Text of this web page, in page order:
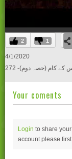
0
of
29
minutes,
seconds
2 1
4/1/2020
کے کام (حصہ دوم)
Your coments
Login to share
account please